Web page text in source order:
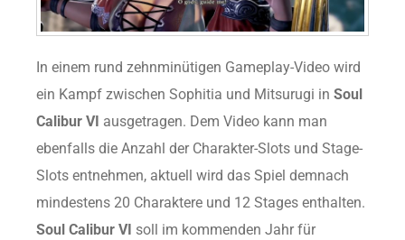
In einem rund zehnminütigen Gameplay-Video wird
ein Kampf zwischen Sophitia und Mitsurugi in Soul
Calibur VI ausgetragen. Dem Video kann man
ebenfalls die Anzahl der Charakter-Slots und Stage-
Slots entnehmen, aktuell wird das Spiel demnach
mindestens 20 Charaktere und 12 Stages enthalten.
Soul Calibur VI soll im kommenden Jahr für